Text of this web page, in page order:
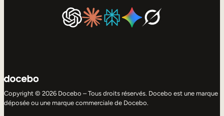
Copyright © 2026 Docebo – Tous droits réservés. Docebo est une marque
déposée ou une marque commerciale de Docebo.